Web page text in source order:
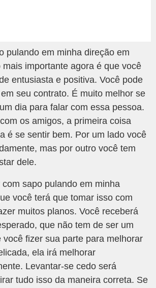
pulando em minha direção em
importante agora é que você
entusiasta e positiva. Você pode
seu contrato. É muito melhor se
dia para falar com essa pessoa.
os amigos, a primeira coisa
é se sentir bem. Por um lado você
mas por outro você tem
dele.
com sapo pulando em minha
você terá que tomar isso com
muitos planos. Você receberá
que não tem de ser um
você fizer sua parte para melhorar
ela irá melhorar
Levantar-se cedo será
tudo isso da maneira correta. Se